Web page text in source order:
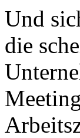
Und
die